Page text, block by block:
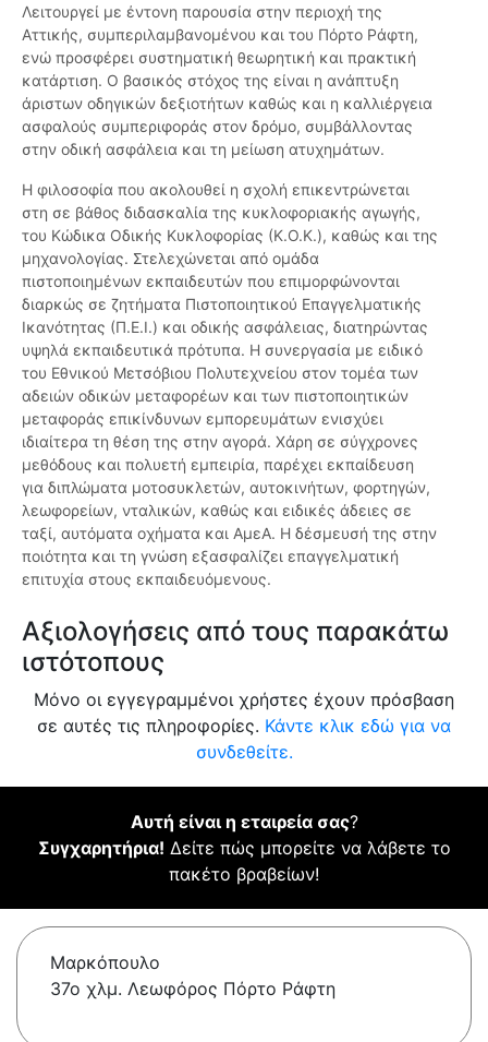
Λειτουργεί με έντονη παρουσία στην περιοχή της
Αττικής, συμπεριλαμβανομένου και του Πόρτο Ράφτη,
ενώ προσφέρει συστηματική θεωρητική και πρακτική
κατάρτιση. Ο βασικός στόχος της είναι η ανάπτυξη
άριστων οδηγικών δεξιοτήτων καθώς και η καλλιέργεια
ασφαλούς συμπεριφοράς στον δρόμο, συμβάλλοντας
στην οδική ασφάλεια και τη μείωση ατυχημάτων.
Η φιλοσοφία που ακολουθεί η σχολή επικεντρώνεται
στη σε βάθος διδασκαλία της κυκλοφοριακής αγωγής,
του Κώδικα Οδικής Κυκλοφορίας (Κ.Ο.Κ.), καθώς και της
μηχανολογίας. Στελεχώνεται από ομάδα
πιστοποιημένων εκπαιδευτών που επιμορφώνονται
διαρκώς σε ζητήματα Πιστοποιητικού Επαγγελματικής
Ικανότητας (Π.Ε.Ι.) και οδικής ασφάλειας, διατηρώντας
υψηλά εκπαιδευτικά πρότυπα. Η συνεργασία με ειδικό
του Εθνικού Μετσόβιου Πολυτεχνείου στον τομέα των
αδειών οδικών μεταφορέων και των πιστοποιητικών
μεταφοράς επικίνδυνων εμπορευμάτων ενισχύει
ιδιαίτερα τη θέση της στην αγορά. Χάρη σε σύγχρονες
μεθόδους και πολυετή εμπειρία, παρέχει εκπαίδευση
για διπλώματα μοτοσυκλετών, αυτοκινήτων, φορτηγών,
λεωφορείων, νταλικών, καθώς και ειδικές άδειες σε
ταξί, αυτόματα οχήματα και ΑμεΑ. Η δέσμευσή της στην
ποιότητα και τη γνώση εξασφαλίζει επαγγελματική
επιτυχία στους εκπαιδευόμενους.
Αξιολογήσεις από τους παρακάτω
ιστότοπους
Μόνο οι εγγεγραμμένοι χρήστες έχουν πρόσβαση
σε αυτές τις πληροφορίες. Κάντε κλικ εδώ για να
συνδεθείτε.
Αυτή είναι η εταιρεία σας?
Συγχαρητήρια! Δείτε πώς μπορείτε να λάβετε το
πακέτο βραβείων!
Μαρκόπουλο
37ο χλμ. Λεωφόρος Πόρτο Ράφτη